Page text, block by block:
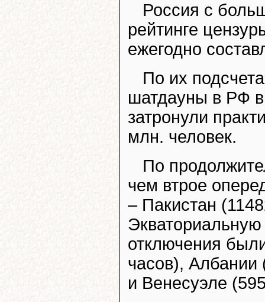
Россия с
рейтинге
ежегодно
По их
шатдауны в РФ в
затронули
млн. человек.
По
чем втрое
– Пакистан
отключения
часов), Албании
и Венесуэле